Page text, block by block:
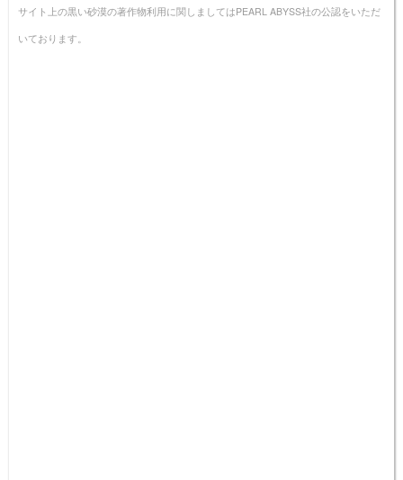
サイト上の黒い砂漠の著作物利用に関しましてはPEARL ABYSS社の公認をいただ
いております。